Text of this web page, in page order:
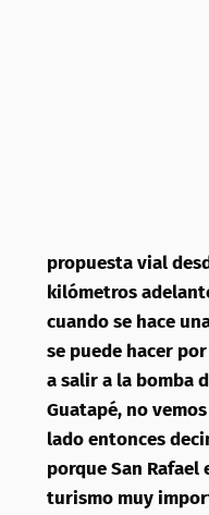
propuesta vial
kilómetros
cuando se hace
se puede hacer
a salir a la bomba
Guatapé, no
lado entonces
porque San Rafael
turismo muy